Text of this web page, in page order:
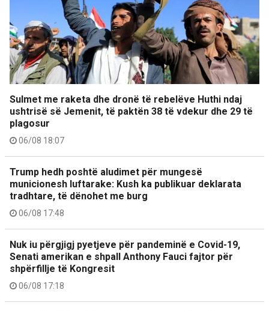
Sulmet me raketa dhe dronë të rebelëve Huthi ndaj
ushtrisë së Jemenit, të paktën 38 të vdekur dhe 29 të
plagosur
06/08 18:07
Trump hedh poshtë aludimet për mungesë
municionesh luftarake: Kush ka publikuar deklarata
tradhtare, të dënohet me burg
06/08 17:48
Nuk iu përgjigj pyetjeve për pandeminë e Covid-19,
Senati amerikan e shpall Anthony Fauci fajtor për
shpërfillje të Kongresit
06/08 17:18